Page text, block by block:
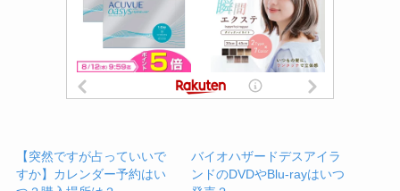
【突然ですが占っていいで
すか】カレンダー予約はい
バイオハザードデスアイラ
ンドのDVDやBlu-rayはいつ